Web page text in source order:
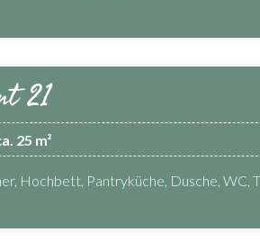
21
25 m²
Hochbett, Pantryküche, Dusche, WC,